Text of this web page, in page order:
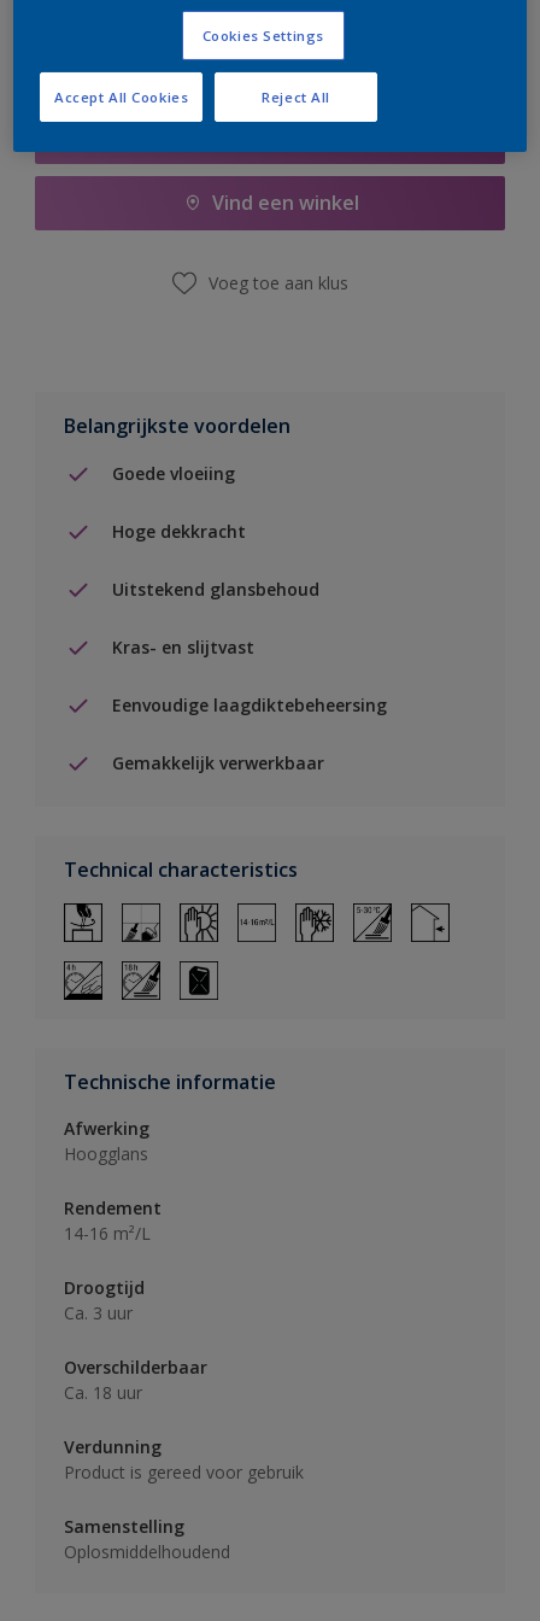
Vind een winkel
Voeg toe aan klus
Belangrijkste voordelen
Goede vloeiing
Hoge dekkracht
Uitstekend glansbehoud
Kras- en slijtvast
Eenvoudige laagdiktebeheersing
Gemakkelijk verwerkbaar
Technical characteristics
Technische informatie
Afwerking
Hoogglans
Rendement
14-16 m²/L
Droogtijd
Ca. 3 uur
Overschilderbaar
Ca. 18 uur
Verdunning
Product is gereed voor gebruik
Samenstelling
Oplosmiddelhoudend
Cookies Settings
Reject All
Accept All Cookies